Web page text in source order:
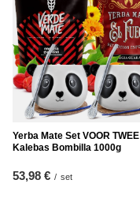
Yerba Mate Set VOOR TWEE
Kalebas Bombilla 1000g
53,98 € / set